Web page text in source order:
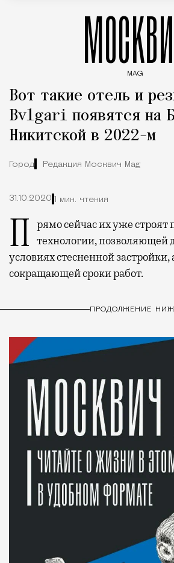
MAG
Вот такие отель и
Bvlgari появятся на
Никитской в 2022-м
Город Редакция Москвич Mag
31.10.2020 1 мин. чтения
Прямо сейчас их уже строят по специальной технологии, позволяющей
условиях стесненной застройки,
сокращающей сроки работ.
ПРОДОЛЖЕНИЕ